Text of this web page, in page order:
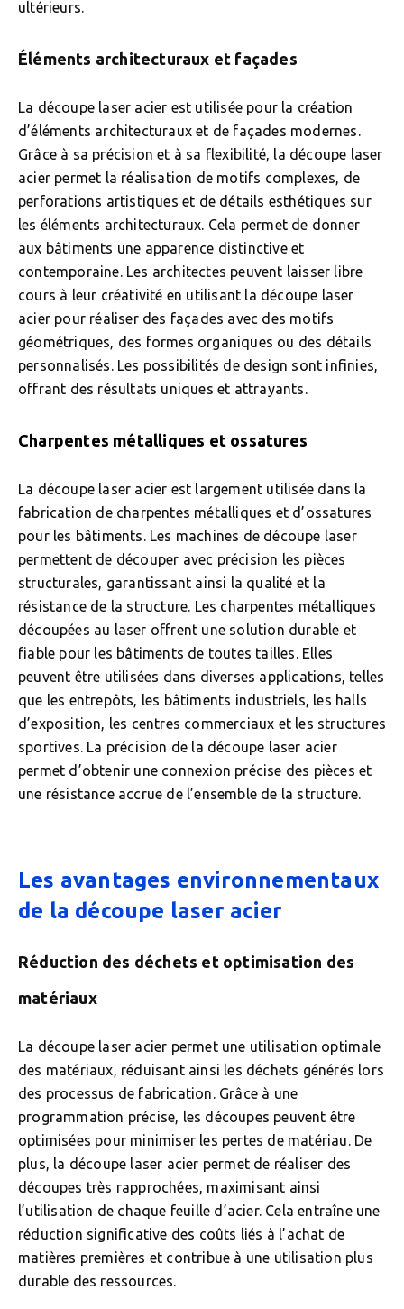
ultérieurs.
Éléments architecturaux et façades
La découpe laser acier est utilisée pour la création
d’éléments architecturaux et de façades modernes.
Grâce à sa précision et à sa flexibilité, la découpe laser
acier permet la réalisation de motifs complexes, de
perforations artistiques et de détails esthétiques sur
les éléments architecturaux. Cela permet de donner
aux bâtiments une apparence distinctive et
contemporaine. Les architectes peuvent laisser libre
cours à leur créativité en utilisant la découpe laser
acier pour réaliser des façades avec des motifs
géométriques, des formes organiques ou des détails
personnalisés. Les possibilités de design sont infinies,
offrant des résultats uniques et attrayants.
Charpentes métalliques et ossatures
La découpe laser acier est largement utilisée dans la
fabrication de charpentes métalliques et d’ossatures
pour les bâtiments. Les machines de découpe laser
permettent de découper avec précision les pièces
structurales, garantissant ainsi la qualité et la
résistance de la structure. Les charpentes métalliques
découpées au laser offrent une solution durable et
fiable pour les bâtiments de toutes tailles. Elles
peuvent être utilisées dans diverses applications, telles
que les entrepôts, les bâtiments industriels, les halls
d’exposition, les centres commerciaux et les structures
sportives. La précision de la découpe laser acier
permet d’obtenir une connexion précise des pièces et
une résistance accrue de l’ensemble de la structure.
Les avantages environnementaux
de la découpe laser acier
Réduction des déchets et optimisation des
matériaux
La découpe laser acier permet une utilisation optimale
des matériaux, réduisant ainsi les déchets générés lors
des processus de fabrication. Grâce à une
programmation précise, les découpes peuvent être
optimisées pour minimiser les pertes de matériau. De
plus, la découpe laser acier permet de réaliser des
découpes très rapprochées, maximisant ainsi
l’utilisation de chaque feuille d’acier. Cela entraîne une
réduction significative des coûts liés à l’achat de
matières premières et contribue à une utilisation plus
durable des ressources.